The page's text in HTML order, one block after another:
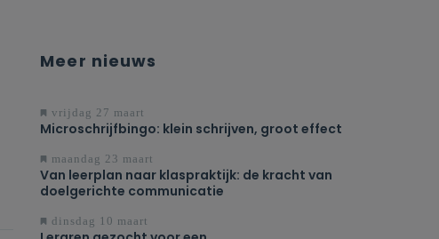
Meer nieuws
vrijdag 27 maart
Microschrijfbingo: klein schrijven, groot effect
maandag 23 maart
Van leerplan naar klaspraktijk: de kracht van
doelgerichte communicatie
dinsdag 10 maart